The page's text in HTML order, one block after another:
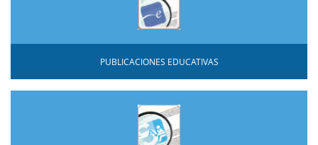
PUBLICACIONES EDUCATIVAS